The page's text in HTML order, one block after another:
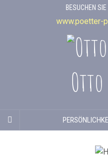
BESUCHEN
www.poetter-